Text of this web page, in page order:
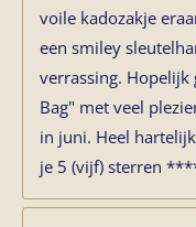
voile kadozakje
een smiley
verrassing. Hopelijk
Bag" met veel
in juni. Heel
je 5 (vijf) sterren